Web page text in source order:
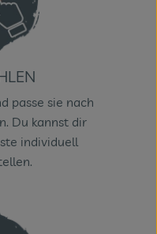
passe sie nach
Du kannst dir
individuell